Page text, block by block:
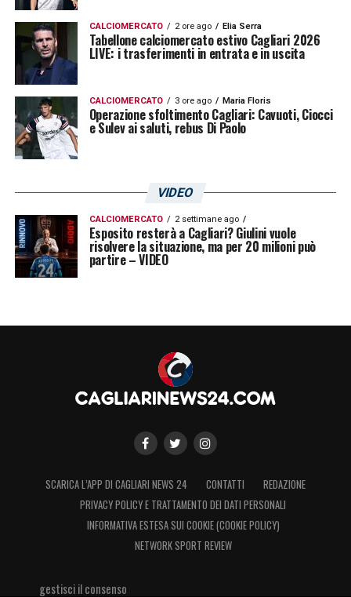
CALCIOMERCATO 2 ore ago Elia Serra
Tabellone calciomercato estivo Cagliari 2026
LIVE: i trasferimenti in entrata e in uscita
CALCIOMERCATO 3 ore ago Maria Floris
Operazione sfoltimento Cagliari: Cavuoti, Ciocci
e Sulev ai saluti, rebus Di Paolo
VIDEO
CALCIOMERCATO 2 settimane ago
Esposito resterà a Cagliari? Giulini vuole
risolvere la situazione, ma per 20 milioni può
partire – VIDEO
SCARICA L’APP DI CAGLIARI NEWS 24 CONTATTI
REDAZIONE
PRIVACY POLICY E TRATTAMENTO DEI DATI PERSONALI
INFORMATIVA ESTESA SUI COOKIE (COOKIE POLICY)
NETWORK SPORT REVIEW
gestisci il consenso